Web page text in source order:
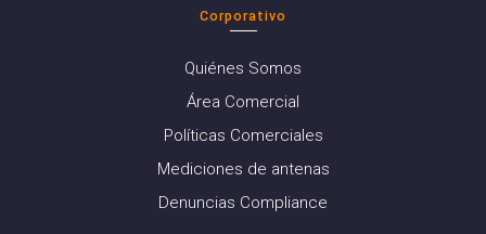
Corporativo
Quiénes Somos
Área Comercial
Políticas Comerciales
Mediciones de antenas
Denuncias Compliance